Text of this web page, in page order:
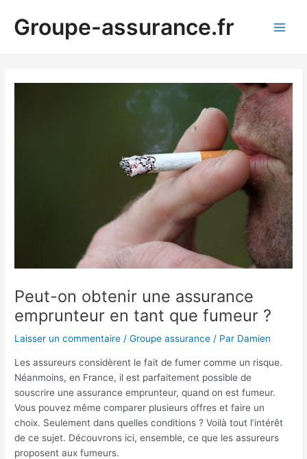
contenu
Groupe-assurance.fr
Peut-on obtenir une assurance
emprunteur en tant que fumeur ?
Laisser un commentaire /Groupe assurance / Par Damien
Les assureurs considèrent le fait de fumer comme un risque.
Néanmoins, en France, il est parfaitement possible de
souscrire une assurance emprunteur, quand on est fumeur.
Vous pouvez même comparer plusieurs offres et faire un
choix. Seulement dans quelles conditions ? Voilà tout l’intérêt
de ce sujet. Découvrons ici, ensemble, ce que les assureurs
proposent aux fumeurs.